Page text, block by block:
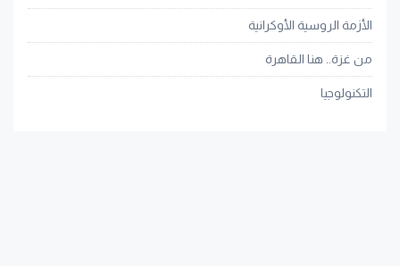
الأزمة الروسية الأوكرانية
من غزة.. هنا القاهرة
التكنولوجيا